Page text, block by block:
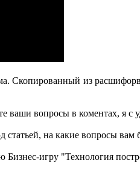
Скопированный из
ваши вопросы в коментах, я с
на какие вопросы вам
Бизнес-игру "Технология